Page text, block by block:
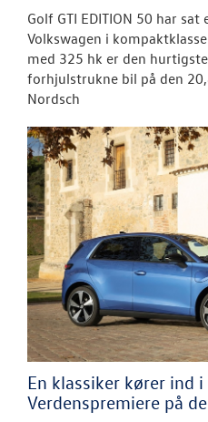
Golf GTI EDITION 50 har
Volkswagen i
med 325 hk er den
forhjulstrukne bil på den
Nordsch
En klassiker kører ind
Verdenspremiere på